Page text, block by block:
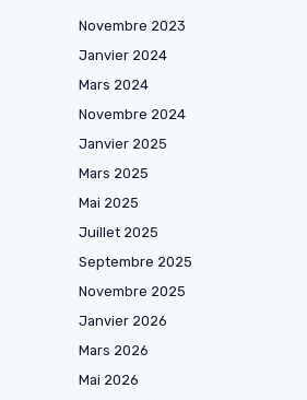
Novembre 2023
Janvier 2024
Mars 2024
Novembre 2024
Janvier 2025
Mars 2025
Mai 2025
Juillet 2025
Septembre 2025
Novembre 2025
Janvier 2026
Mars 2026
Mai 2026